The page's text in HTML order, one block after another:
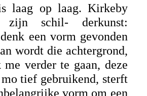
laag op laag. Kirkeby
schil- derkunst:
een vorm gevonden
wordt die achtergrond,
me verder te gaan, deze
tief gebruikend, sterft
vorm om een